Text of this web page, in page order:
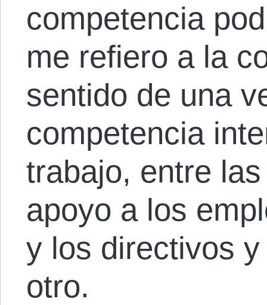
competencia
me refiero a la
sentido de una
competencia
trabajo, entre
apoyo a los
y los directivos
otro.